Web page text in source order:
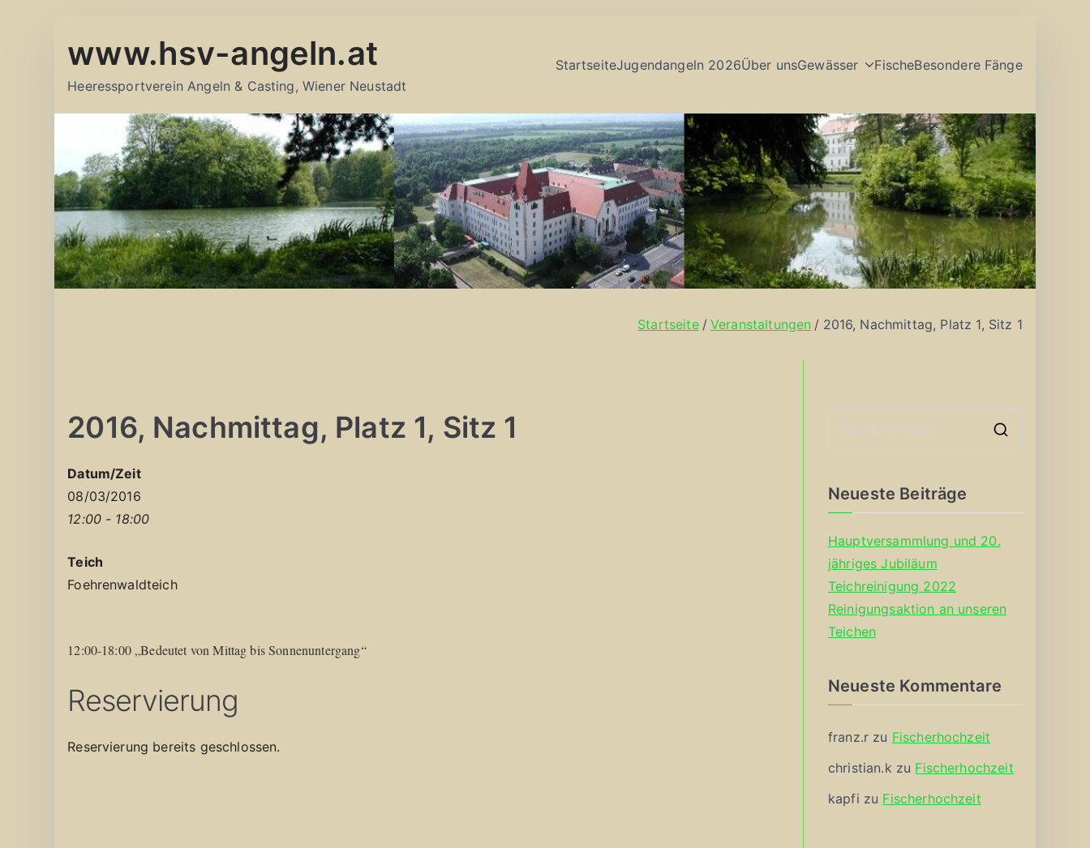
Inhalt
www.hsv-angeln.at
Heeressportverein Angeln & Casting, Wiener Neustadt
StartseiteJugendangeln 2026Über unsGewässer FischeBesondere Fänge
Startseite Veranstaltungen 2016, Nachmittag, Platz 1, Sitz 1
2016, Nachmittag, Platz 1, Sitz 1
Datum/Zeit
08/03/2016
12:00 - 18:00
Teich
Foehrenwaldteich
12:00-18:00 „Bedeutet von Mittag bis Sonnenuntergang“
Reservierung
Reservierung bereits geschlossen.
Neueste Beiträge
Hauptversammlung und 20.
jähriges Jubiläum
Teichreinigung 2022
Reinigungsaktion an unseren
Teichen
Neueste Kommentare
franz.r zu Fischerhochzeit
christian.k zu Fischerhochzeit
kapfi zu Fischerhochzeit